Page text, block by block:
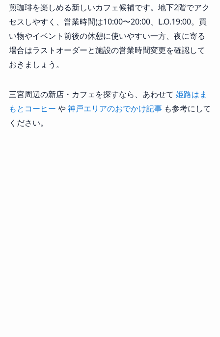
煎珈琲を楽しめる新しいカフェ候補です。地下2階でアク
セスしやすく、営業時間は10:00〜20:00、L.O.19:00。買
い物やイベント前後の休憩に使いやすい一方、夜に寄る
場合はラストオーダーと施設の営業時間変更を確認して
おきましょう。
三宮周辺の新店・カフェを探すなら、あわせて 姫路はま
もとコーヒー や神戸エリアのおでかけ記事も参考にして
ください。